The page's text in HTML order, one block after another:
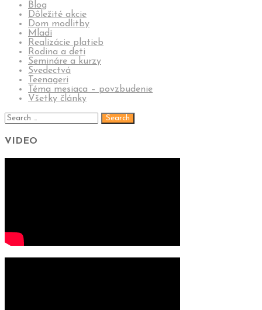
Blog
Dôležité akcie
Dom modlitby
Mladí
Realizácie platieb
Rodina a deti
Semináre a kurzy
Svedectvá
Teenageri
Téma mesiaca – povzbudenie
Všetky články
VIDEO